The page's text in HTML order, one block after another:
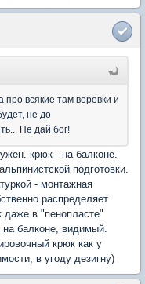
всякие там верёвки и
не до
Не дай бог!
крюк - на балконе.
подготовки.
- монтажная
распределяет
даже в "пенопласте"
балконе, видимый.
крюк как у
в угоду дезигну)